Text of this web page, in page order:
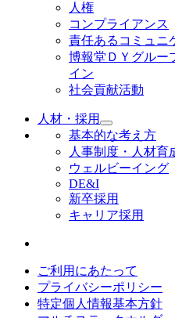
人権
コンプライアンス
責任あるコミュニ
博報堂ＤＹグルー
イン
社会貢献活動
人材・採用
基本的な考え方
人事制度・人材育
ウェルビーイング
DE&I
新卒採用
キャリア採用
ご利用にあたって
プライバシーポリシー
特定個人情報基本方針